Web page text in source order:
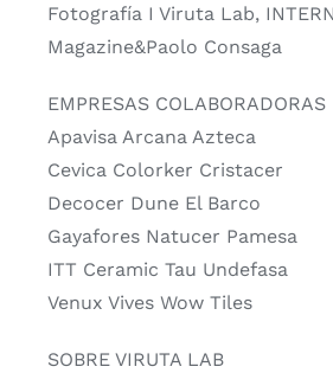
Foto­gra­fía I Viru­ta Lab,
Magazine&Paolo Con­sa­ga
EMPRESAS COLABORADORAS
Apa­vi­sa Arca­na Azte­ca
Cevi­ca Color­ker Cris­ta­cer
Deco­cer Dune El Bar­co
Gaya­fo­res Natu­cer Pame­sa
ITT Cera­mic Tau Unde­fa­sa
Venux Vives Wow Tiles
SOBRE VIRUTA LAB